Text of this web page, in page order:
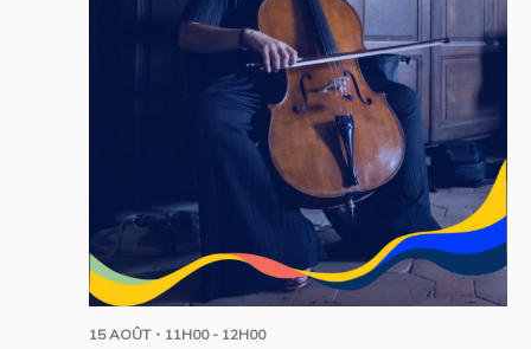
15 AOÛT・11H00- 12H00